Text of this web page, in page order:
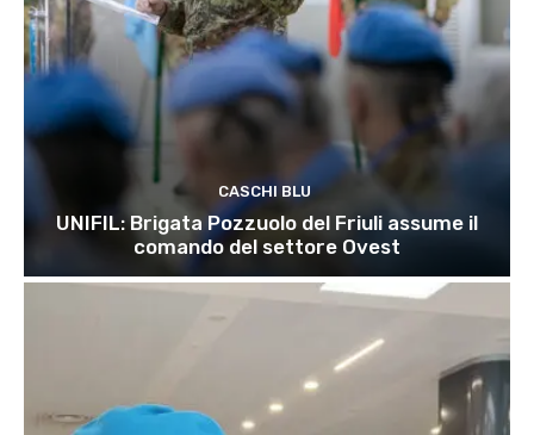
CASCHI BLU
UNIFIL: Brigata Pozzuolo del Friuli assume il
comando del settore Ovest